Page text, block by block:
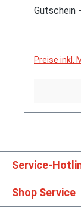
Gutschein
Preise inkl.
Service-
Shop Service